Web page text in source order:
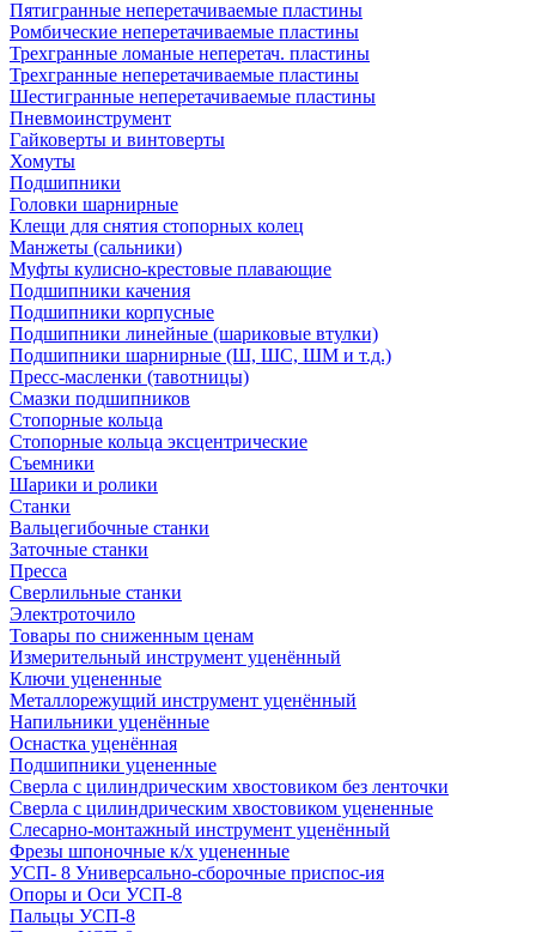
Пятигранные неперетачиваемые пластины
Ромбические неперетачиваемые пластины
Трехгранные ломаные неперетач. пластины
Трехгранные неперетачиваемые пластины
Шестигранные неперетачиваемые пластины
Пневмоинструмент
Гайковерты и винтоверты
Хомуты
Подшипники
Головки шарнирные
Клещи для снятия стопорных колец
Манжеты (сальники)
Муфты кулисно-крестовые плавающие
Подшипники качения
Подшипники корпусные
Подшипники линейные (шариковые втулки)
Подшипники шарнирные (Ш, ШС, ШМ и т.д.)
Пресс-масленки (тавотницы)
Смазки подшипников
Стопорные кольца
Стопорные кольца эксцентрические
Съемники
Шарики и ролики
Станки
Вальцегибочные станки
Заточные станки
Пресса
Сверлильные станки
Электроточило
Товары по сниженным ценам
Измерительный инструмент уценённый
Ключи уцененные
Металлорежущий инструмент уценённый
Напильники уценённые
Оснастка уценённая
Подшипники уцененные
Сверла с цилиндрическим хвостовиком без ленточки
Сверла с цилиндрическим хвостовиком уцененные
Слесарно-монтажный инструмент уценённый
Фрезы шпоночные к/х уцененные
УСП- 8 Универсально-сборочные приспос-ия
Опоры и Оси УСП-8
Пальцы УСП-8